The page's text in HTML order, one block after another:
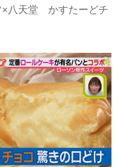
×八天堂 かすたーどチ